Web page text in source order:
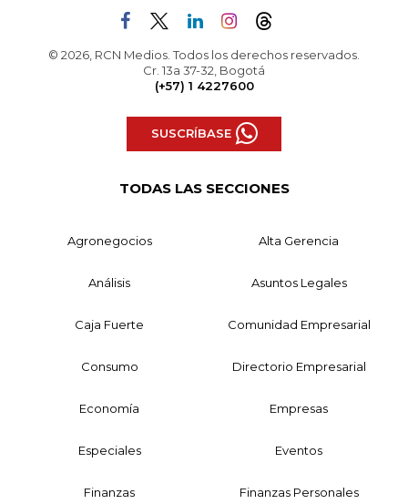
© 2026, RCN Medios. Todos los derechos reservados.
Cr. 13a 37-32, Bogotá
(+57) 1 4227600
SUSCRÍBASE
TODAS LAS SECCIONES
Agronegocios Alta Gerencia
Análisis Asuntos Legales
Caja Fuerte Comunidad Empresarial
Consumo Directorio Empresarial
Economía Empresas
Especiales Eventos
Finanzas Finanzas Personales